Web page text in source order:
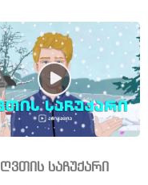
ღვთის საჩუქარი